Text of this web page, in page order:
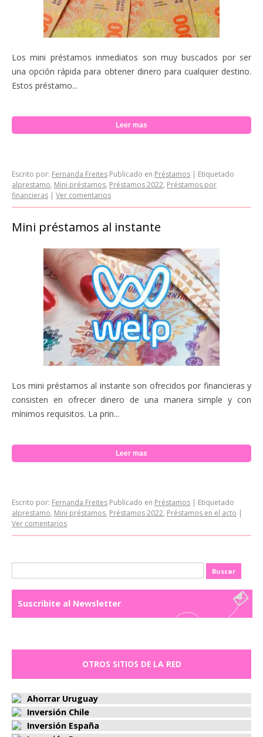
Los mini préstamos inmediatos son muy buscados por ser
una opción rápida para obtener dinero para cualquier destino.
Estos préstamo...
Leer mas
Escrito por: Fernanda Freites Publicado en Préstamos | Etiquetado
alprestamo, Mini préstamos, Préstamos 2022, Préstamos por
financieras | Ver comentarios
Mini préstamos al instante
Los mini préstamos al instante son ofrecidos por financieras y
consisten en ofrecer dinero de una manera simple y con
mínimos requisitos. La prin...
Leer mas
Escrito por: Fernanda Freites Publicado en Préstamos | Etiquetado
alprestamo, Mini préstamos, Préstamos 2022, Préstamos en el acto |
Ver comentarios
Suscribite al Newsletter
OTROS SITIOS DE LA RED
Ahorrar Uruguay
Inversión Chile
Inversión España